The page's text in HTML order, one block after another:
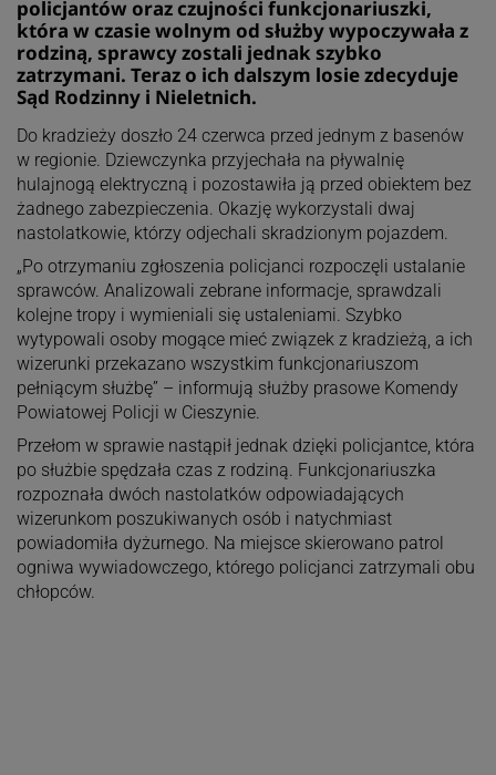
policjantów oraz czujności funkcjonariuszki,
która w czasie wolnym od służby wypoczywała z
rodziną, sprawcy zostali jednak szybko
zatrzymani. Teraz o ich dalszym losie zdecyduje
Sąd Rodzinny i Nieletnich.
Do kradzieży doszło 24 czerwca przed jednym z basenów
w regionie. Dziewczynka przyjechała na pływalnię
hulajnogą elektryczną i pozostawiła ją przed obiektem bez
żadnego zabezpieczenia. Okazję wykorzystali dwaj
nastolatkowie, którzy odjechali skradzionym pojazdem.
„Po otrzymaniu zgłoszenia policjanci rozpoczęli ustalanie
sprawców. Analizowali zebrane informacje, sprawdzali
kolejne tropy i wymieniali się ustaleniami. Szybko
wytypowali osoby mogące mieć związek z kradzieżą, a ich
wizerunki przekazano wszystkim funkcjonariuszom
pełniącym służbę” – informują służby prasowe Komendy
Powiatowej Policji w Cieszynie.
Przełom w sprawie nastąpił jednak dzięki policjantce, która
po służbie spędzała czas z rodziną. Funkcjonariuszka
rozpoznała dwóch nastolatków odpowiadających
wizerunkom poszukiwanych osób i natychmiast
powiadomiła dyżurnego. Na miejsce skierowano patrol
ogniwa wywiadowczego, którego policjanci zatrzymali obu
chłopców.